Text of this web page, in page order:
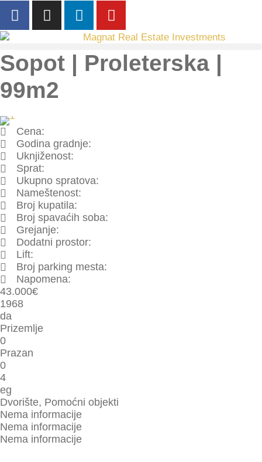
Sopot | Proleterska |
99m2
Cena:
Godina gradnje:
Uknjiženost:
Sprat:
Ukupno spratova:
Nameštenost:
Broj kupatila:
Broj spavaćih soba:
Grejanje:
Dodatni prostor:
Lift:
Broj parking mesta:
Napomena:
43.000€
1968
da
Prizemlje
0
Prazan
0
4
eg
Dvorište, Pomoćni objekti
Nema informacije
Nema informacije
Nema informacije